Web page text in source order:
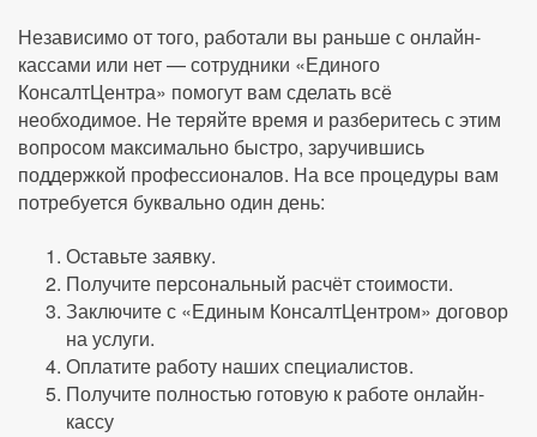
Независимо от того, работали вы раньше с онлайн-
кассами или нет — сотрудники «Единого
КонсалтЦентра» помогут вам сделать всё
необходимое. Не теряйте время и разберитесь с этим
вопросом максимально быстро, заручившись
поддержкой профессионалов. На все процедуры вам
потребуется буквально один день:
Оставьте заявку.
Получите персональный расчёт стоимости.
Заключите с «Единым КонсалтЦентром» договор
на услуги.
Оплатите работу наших специалистов.
Получите полностью готовую к работе онлайн-
кассу